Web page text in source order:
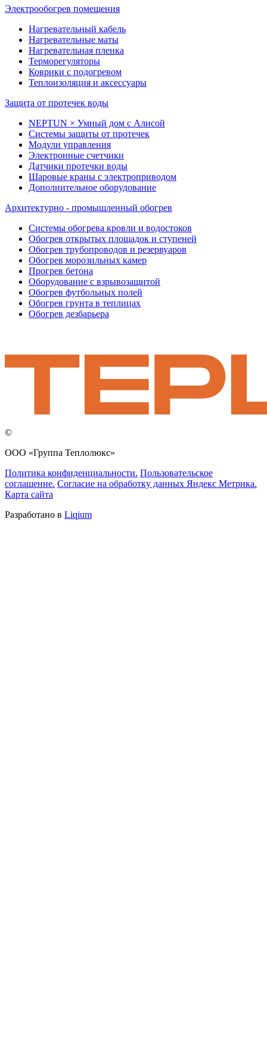
Электрообогрев помещения
Нагревательный кабель
Нагревательные маты
Нагревательная пленка
Терморегуляторы
Коврики с подогревом
Теплоизоляция и аксессуары
Защита от протечек воды
NEPTUN × Умный дом с Алисой
Системы защиты от протечек
Модули управления
Электронные счетчики
Датчики протечки воды
Шаровые краны с электроприводом
Дополнительное оборудование
Архитектурно - промышленный обогрев
Системы обогрева кровли и водостоков
Обогрев открытых площадок и ступеней
Обогрев трубопроводов и резервуаров
Обогрев морозильных камер
Прогрев бетона
Оборудование с взрывозащитой
Обогрев футбольных полей
Обогрев грунта в теплицах
Обогрев дезбарьера
©
ООО «Группа Теплолюкс»
Политика конфиденциальности. Пользовательское
соглашение. Согласие на обработку данных Яндекс Метрика.
Карта сайта
Разработано в Liqium